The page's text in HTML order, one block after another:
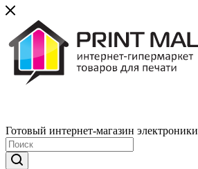
Готовый интернет-магазин электроники